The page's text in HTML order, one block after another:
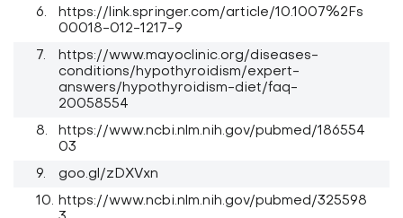
https://link.springer.com/article/10.1007%2Fs
00018-012-1217-9
https://www.mayoclinic.org/diseases-
conditions/hypothyroidism/expert-
answers/hypothyroidism-diet/faq-
20058554
https://www.ncbi.nlm.nih.gov/pubmed/186554
03
goo.gl/zDXVxn
https://www.ncbi.nlm.nih.gov/pubmed/325598